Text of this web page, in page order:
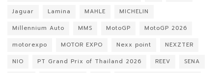
Jaguar
Lamina MAHLE
MICHELIN
Millennium Auto
MMS MotoGP
MotoGP 2026
motorexpo
MOTOR EXPO Nexx point
NEXZTER
NIO
PT Grand Prix of Thailand 2026 REEV
SENA